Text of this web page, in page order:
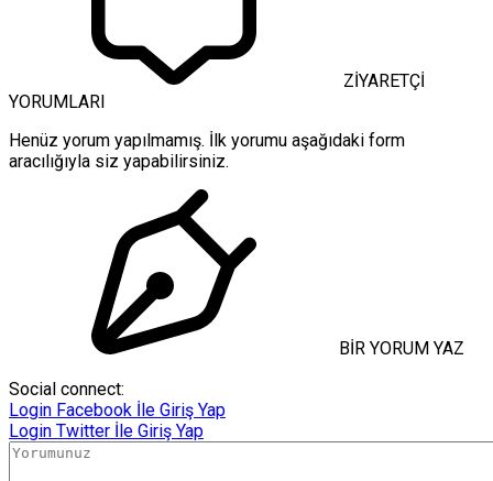
ZİYARETÇİ
YORUMLARI
Henüz yorum yapılmamış. İlk yorumu aşağıdaki form
aracılığıyla siz yapabilirsiniz.
BİR YORUM YAZ
Social connect:
Login Facebook İle Giriş Yap
Login Twitter İle Giriş Yap